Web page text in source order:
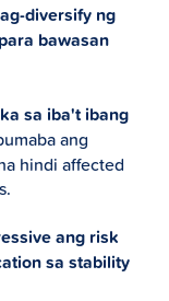
diversify ng
bawasan
sa iba't ibang
ang
hindi affected
ang risk
sa stability